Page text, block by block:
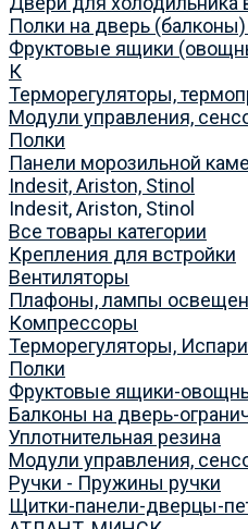
Полки на дверь
Фруктовые ящики
К
Терморегуляторы,
Модули управления,
Полки
Панели морозильной
Indesit, Ariston, Stinol
Indesit, Ariston, Stinol
Все товары категории
Крепления для встройки
Вентиляторы
Плафоны, лампы
Компрессоры
Терморегуляторы,
Полки
Фруктовые ящики-
Балконы на дверь-
Уплотнительная резина
Модули управления,
Ручки - Пружины ручки
Щитки-панели-дверцы-